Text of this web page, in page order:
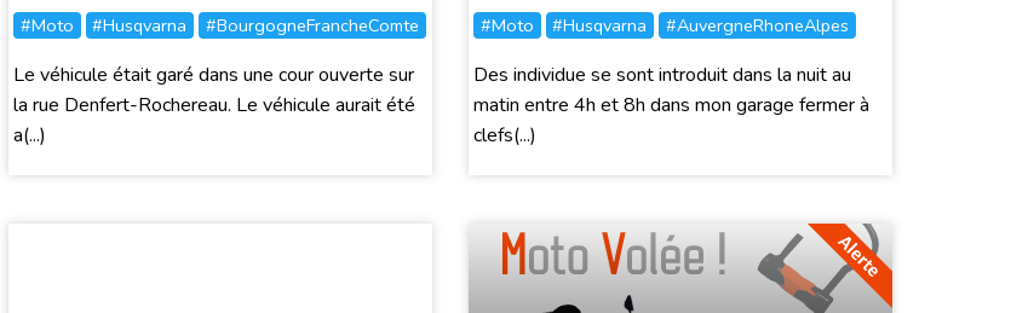
#Moto #Husqvarna #BourgogneFrancheComte
Le véhicule était garé dans une cour ouverte sur
la rue Denfert-Rochereau. Le véhicule aurait été
a(...)
#Moto #Husqvarna #AuvergneRhoneAlpes
Des individue se sont introduit dans la nuit au
matin entre 4h et 8h dans mon garage fermer à
clefs(...)